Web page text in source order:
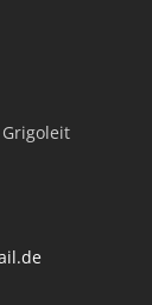
Grigoleit